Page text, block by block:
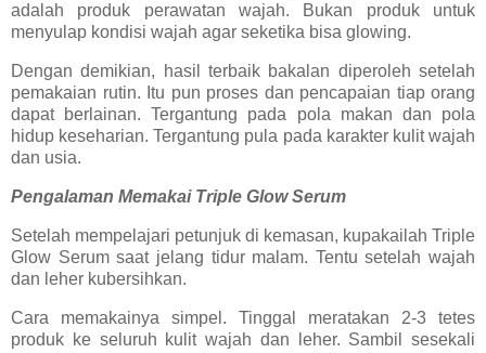
adalah produk perawatan wajah. Bukan produk untuk
menyulap kondisi wajah agar seketika bisa glowing.
Dengan demikian, hasil terbaik bakalan diperoleh setelah
pemakaian rutin. Itu pun proses dan pencapaian tiap orang
dapat berlainan. Tergantung pada pola makan dan pola
hidup keseharian. Tergantung pula pada karakter kulit wajah
dan usia.
Pengalaman Memakai Triple Glow Serum
Setelah mempelajari petunjuk di kemasan, kupakailah Triple
Glow Serum saat jelang tidur malam. Tentu setelah wajah
dan leher kubersihkan.
Cara memakainya simpel. Tinggal meratakan 2-3 tetes
produk ke seluruh kulit wajah dan leher. Sambil sesekali